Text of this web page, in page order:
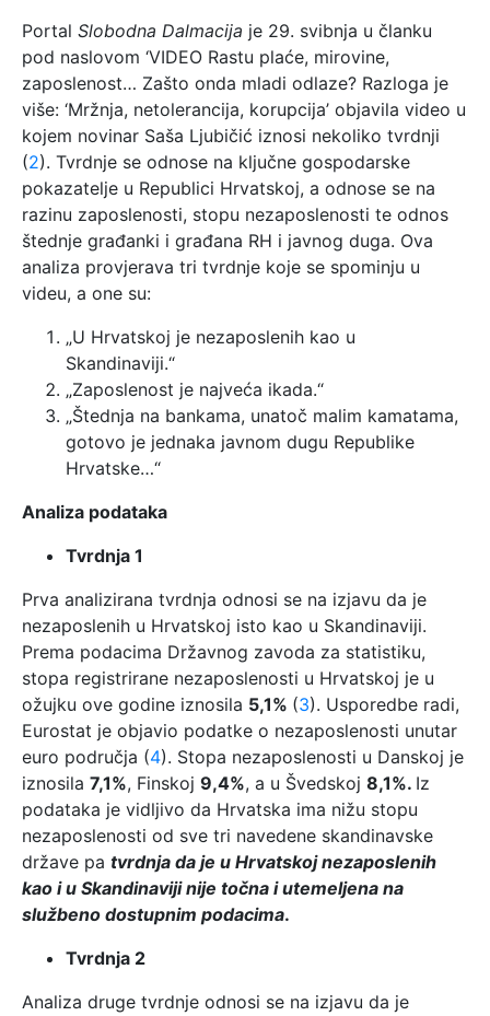
Portal Slobodna Dalmacija je 29. svibnja u članku
pod naslovom ‘VIDEO Rastu plaće, mirovine,
zaposlenost… Zašto onda mladi odlaze? Razloga je
više: ‘Mržnja, netolerancija, korupcija’ objavila video u
kojem novinar Saša Ljubičić iznosi nekoliko tvrdnji
(2). Tvrdnje se odnose na ključne gospodarske
pokazatelje u Republici Hrvatskoj, a odnose se na
razinu zaposlenosti, stopu nezaposlenosti te odnos
štednje građanki i građana RH i javnog duga. Ova
analiza provjerava tri tvrdnje koje se spominju u
videu, a one su:
„U Hrvatskoj je nezaposlenih kao u
Skandinaviji.“
„Zaposlenost je najveća ikada.“
„Štednja na bankama, unatoč malim kamatama,
gotovo je jednaka javnom dugu Republike
Hrvatske…“
Analiza podataka
Tvrdnja 1
Prva analizirana tvrdnja odnosi se na izjavu da je
nezaposlenih u Hrvatskoj isto kao u Skandinaviji.
Prema podacima Državnog zavoda za statistiku,
stopa registrirane nezaposlenosti u Hrvatskoj je u
ožujku ove godine iznosila 5,1% (3). Usporedbe radi,
Eurostat je objavio podatke o nezaposlenosti unutar
euro područja (4). Stopa nezaposlenosti u Danskoj je
iznosila 7,1%, Finskoj 9,4%, a u Švedskoj 8,1%. Iz
podataka je vidljivo da Hrvatska ima nižu stopu
nezaposlenosti od sve tri navedene skandinavske
države pa tvrdnja da je u Hrvatskoj nezaposlenih
kao i u Skandinaviji nije točna i utemeljena na
službeno dostupnim podacima.
Tvrdnja 2
Analiza druge tvrdnje odnosi se na izjavu da je